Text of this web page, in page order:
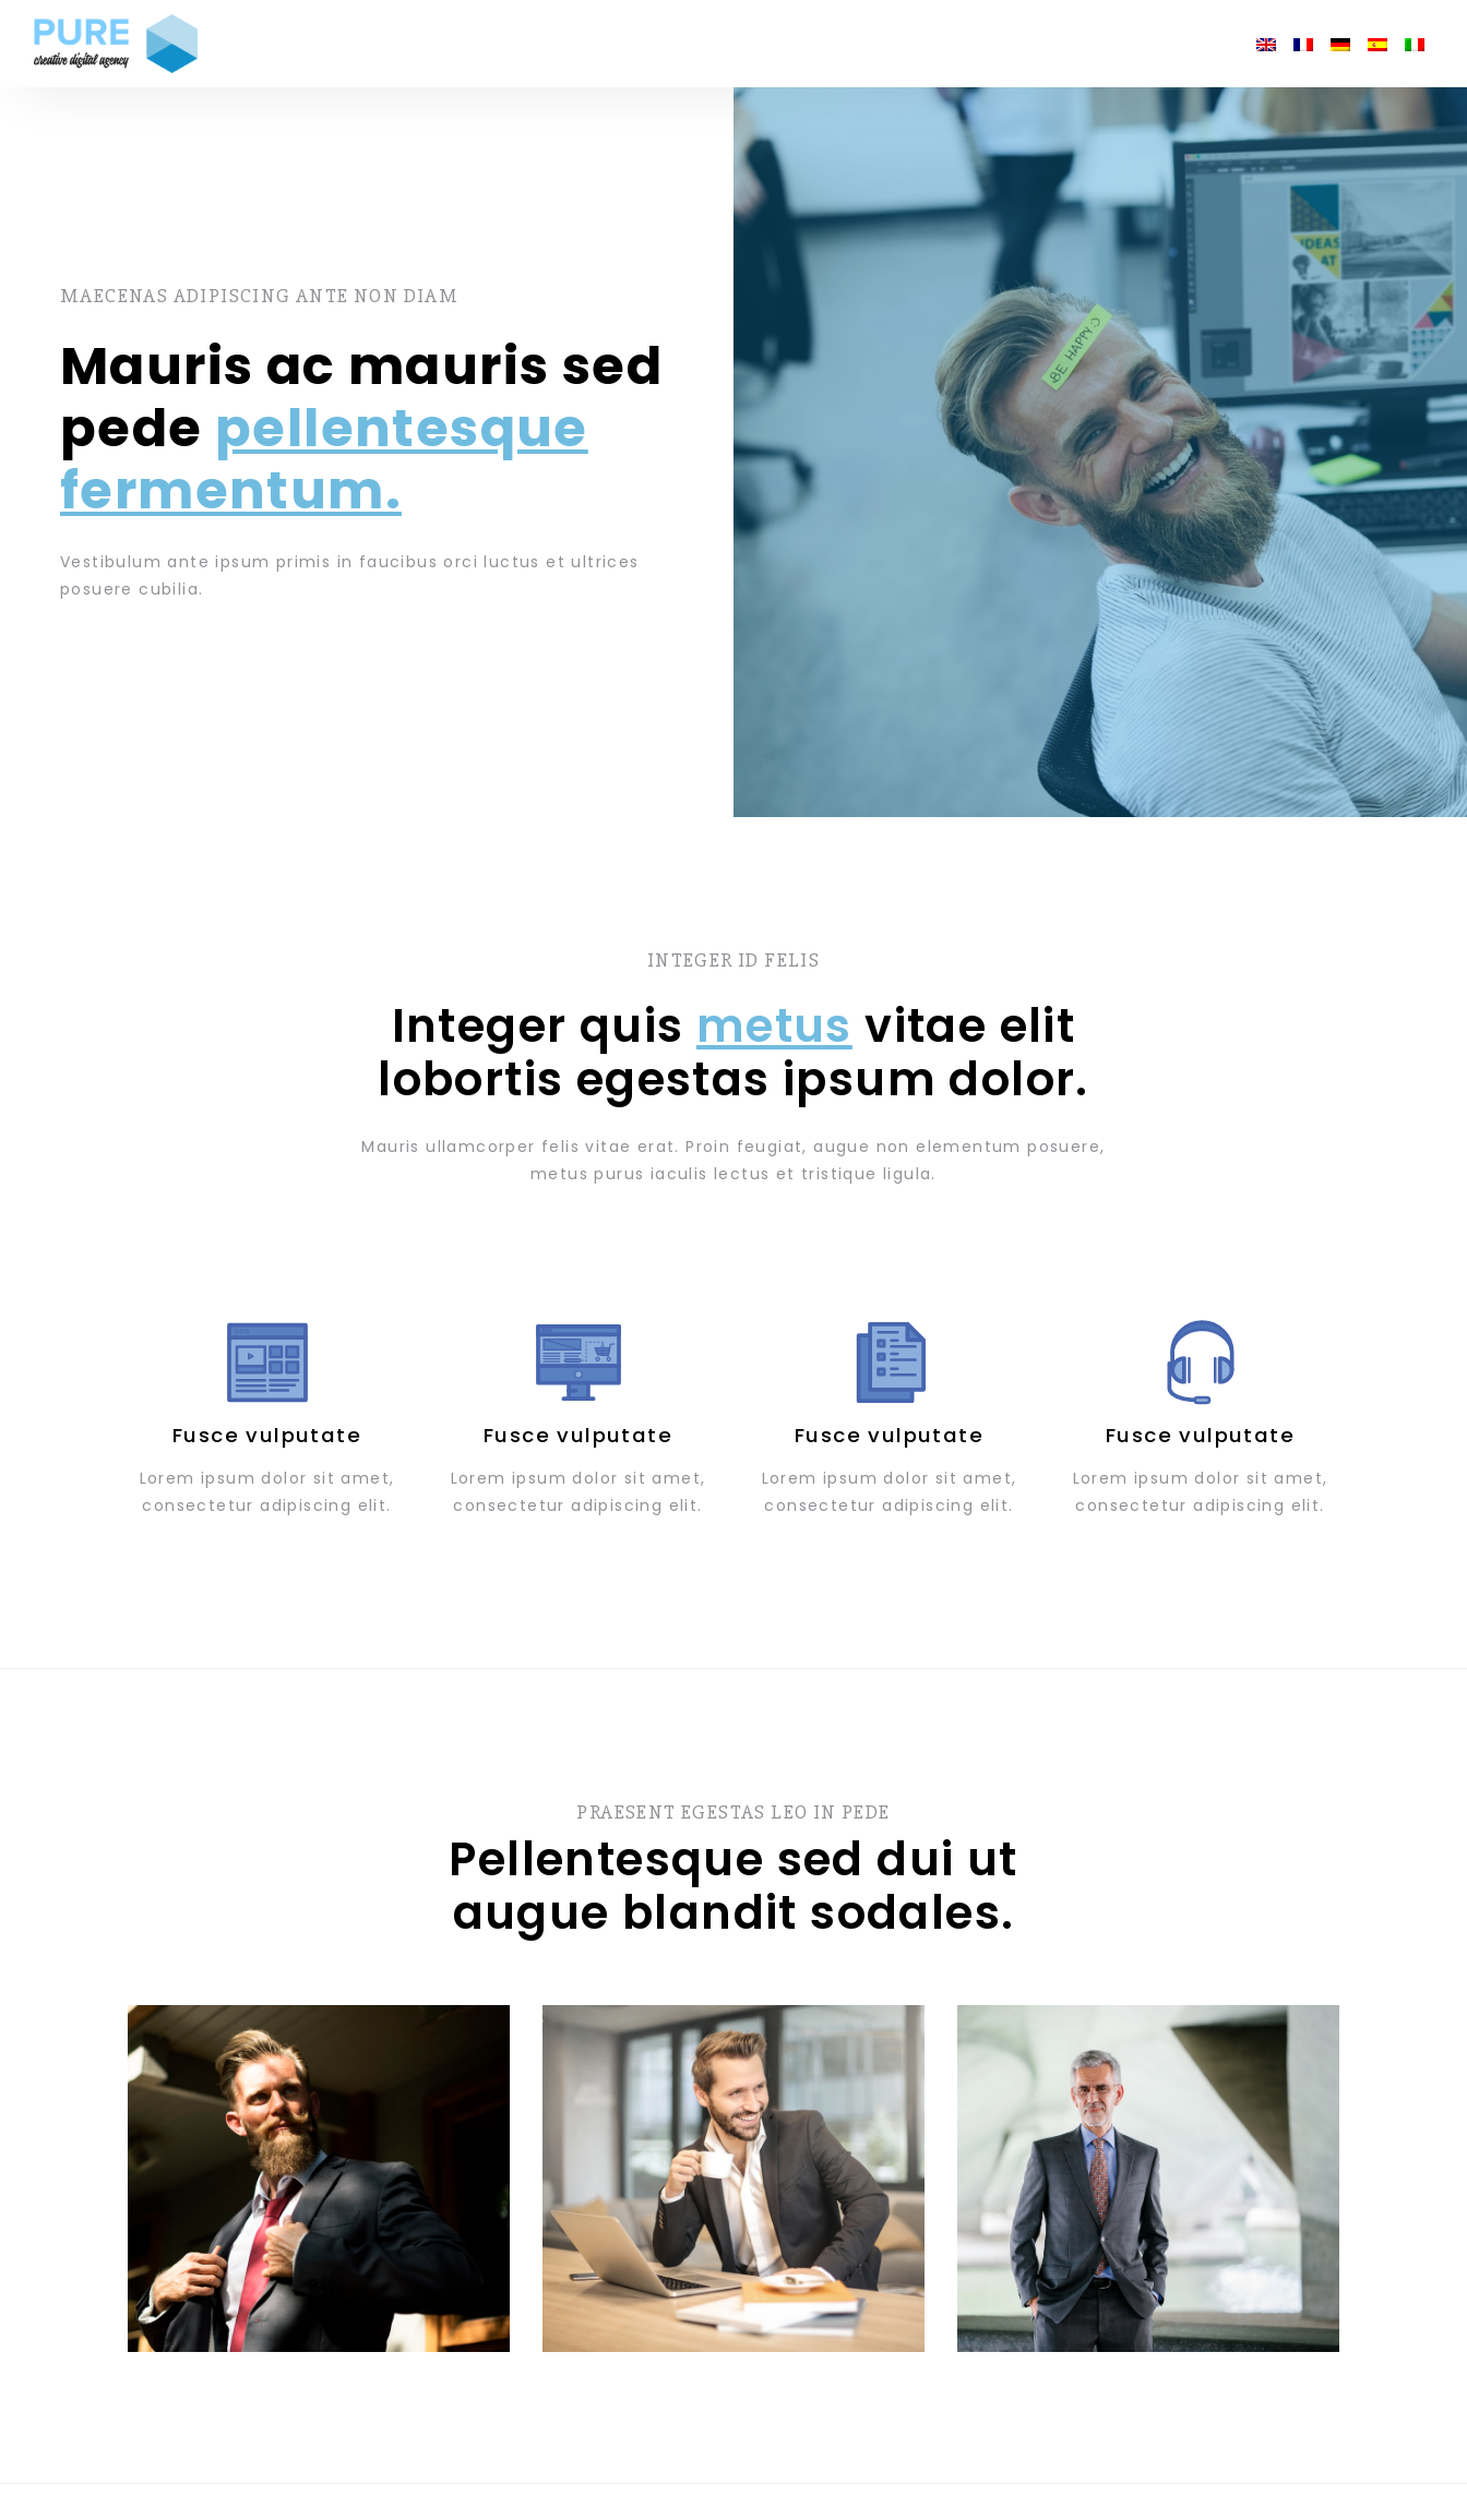
MAECENAS ADIPISCING ANTE NON DIAM
Mauris ac mauris sed
pede pellentesque
fermentum.
Vestibulum ante ipsum primis in faucibus orci luctus et ultrices
posuere cubilia.
INTEGER ID FELIS
Integer quis metus vitae elit
lobortis egestas ipsum dolor.
Mauris ullamcorper felis vitae erat. Proin feugiat, augue non elementum posuere,
metus purus iaculis lectus et tristique ligula.
Fusce vulputate
Lorem ipsum dolor sit amet,
consectetur adipiscing elit.
Fusce vulputate
Lorem ipsum dolor sit amet,
consectetur adipiscing elit.
Fusce vulputate
Lorem ipsum dolor sit amet,
consectetur adipiscing elit.
Fusce vulputate
Lorem ipsum dolor sit amet,
consectetur adipiscing elit.
PRAESENT EGESTAS LEO IN PEDE
Pellentesque sed dui ut
augue blandit sodales.